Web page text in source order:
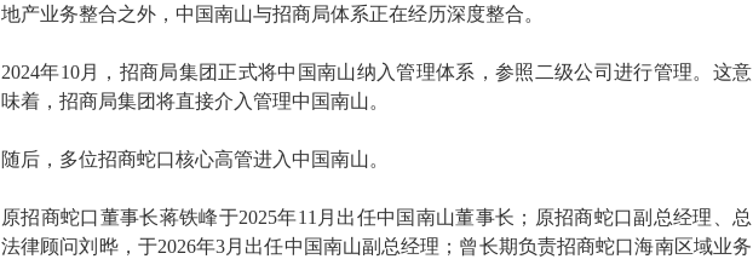
地产业务整合之外，中国南山与招商局体系正在经历深度整合。
2024年10月，招商局集团正式将中国南山纳入管理体系，参照二级公司进行管理。这意
味着，招商局集团将直接介入管理中国南山。
随后，多位招商蛇口核心高管进入中国南山。
原招商蛇口董事长蒋铁峰于2025年11月出任中国南山董事长；原招商蛇口副总经理、总
法律顾问刘晔，于2026年3月出任中国南山副总经理；曾长期负责招商蛇口海南区域业务